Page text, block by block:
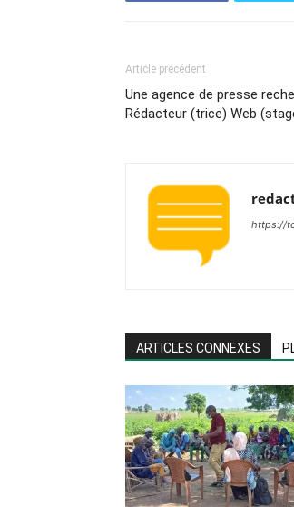
Article précédent
Une agence de presse
Rédacteur (trice) Web
https://
ARTICLES CONNEXES